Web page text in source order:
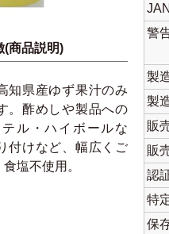
(商品説明)
知県産ゆず果汁のみ
。酢めしや製品への
ル・ハイボールな
付けなど、幅広くご
塩不使用。
警
製
製
販
販
認
特
保